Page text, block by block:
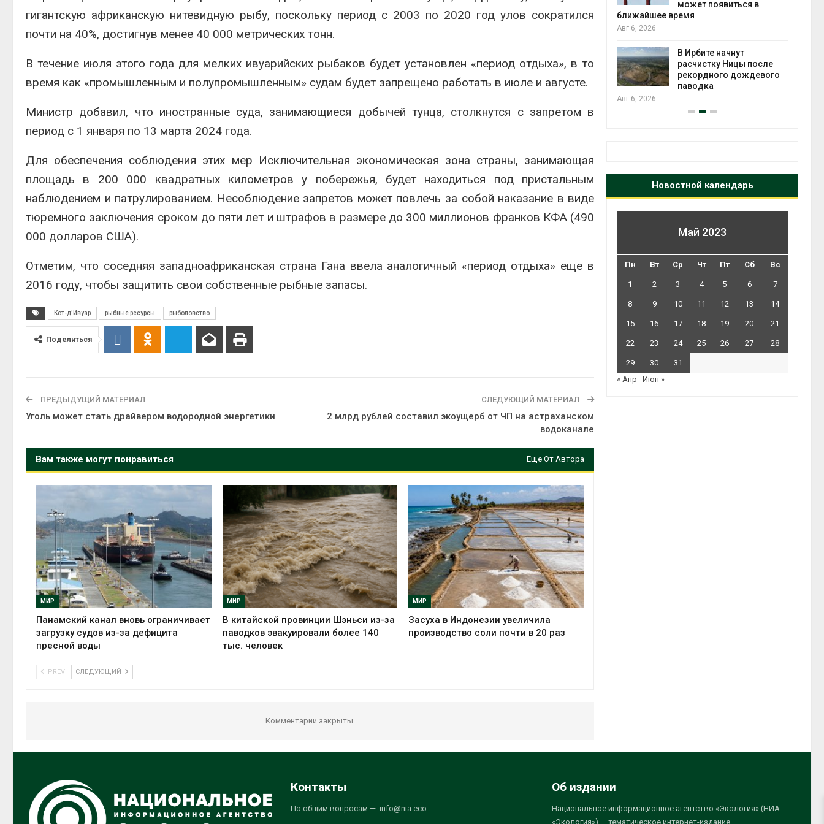
гигантскую африканскую нитевидную рыбу, поскольку период с 2003 по 2020 год улов сократился
почти на 40%, достигнув менее 40 000 метрических тонн.
В течение июля этого года для мелких ивуарийских рыбаков будет установлен «период отдыха», в то
время как «промышленным и полупромышленным» судам будет запрещено работать в июле и августе.
Министр добавил, что иностранные суда, занимающиеся добычей тунца, столкнутся с запретом в
период с 1 января по 13 марта 2024 года.
Для обеспечения соблюдения этих мер Исключительная экономическая зона страны, занимающая
площадь в 200 000 квадратных километров у побережья, будет находиться под пристальным
наблюдением и патрулированием. Несоблюдение запретов может повлечь за собой наказание в виде
тюремного заключения сроком до пяти лет и штрафов в размере до 300 миллионов франков КФА (490
000 долларов США).
Отметим, что соседняя западноафриканская страна Гана ввела аналогичный «период отдыха» еще в
2016 году, чтобы защитить свои собственные рыбные запасы.
Кот-д'Ивуар рыбные ресурсы рыболовство
Поделиться
ПРЕДЫДУЩИЙ МАТЕРИАЛ
Уголь может стать драйвером водородной энергетики
СЛЕДУЮЩИЙ МАТЕРИАЛ
2 млрд рублей составил экоущерб от ЧП на астраханском
водоканале
Вам также могут понравиться Еще От Автора
МИР
Панамский канал вновь ограничивает
загрузку судов из-за дефицита
пресной воды
МИР
В китайской провинции Шэньси из-за
паводков эвакуировали более 140
тыс. человек
МИР
Засуха в Индонезии увеличила
производство соли почти в 20 раз
PREV СЛЕДУЮЩИЙ
Комментарии закрыты.
Суд запретил
израильской тюрьмы
сентябре
Авг 6, 2026
биомассы из-за засух,
Авг 6, 2026
может появиться в
ближайшее время
Авг 6, 2026
В Ирбите начнут
расчистку Ницы после
рекордного дождевого
паводка
Авг 6, 2026
Новостной календарь
Май 2023
Пн Вт Ср Чт Пт Сб Вс
1 2 3 4 5 6 7
8 9 10 11 12 13 14
15 16 17 18 19 20 21
22 23 24 25 26 27 28
29 30
31
« Апр
Июн »
Контакты
По общим вопросам — info@nia.eco
Об издании
Национальное информационное агентство «Экология» (НИА
«Экология») — тематическое интернет-издание,